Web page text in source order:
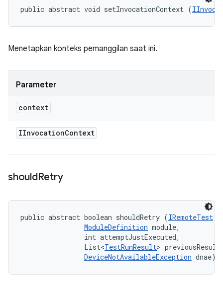
public abstract void setInvocationContext (
Menetapkan konteks pemanggilan saat ini.
Parameter
context
IInvocationContext
shouldRetry
public abstract boolean shouldRetry (IRemoteTest
ModuleDefinition module,
                int attemptJustExecuted,
                List<
TestRunResult>
DeviceNotAvailableException dnae)